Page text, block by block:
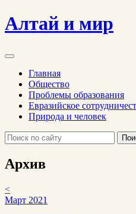
Алтай и мир
Главная
Общество
Проблемы образования
Евразийское
Природа и человек
Архив
<
Март 2021